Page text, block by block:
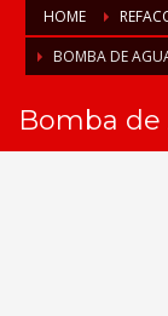
HOME
BOMBA DE
Bomba de